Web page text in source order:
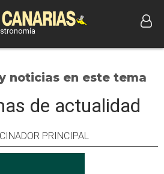
noticias en este tema
de actualidad
PRINCIPAL